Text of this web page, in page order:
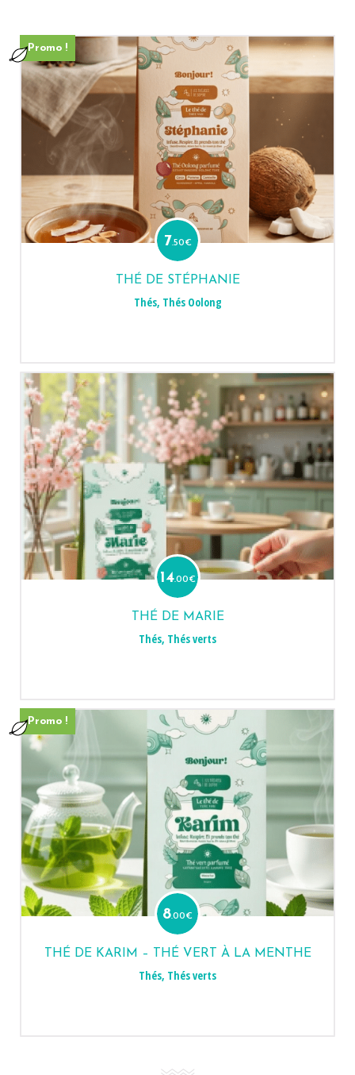
Promo !
7.50€
THÉ DE STÉPHANIE
Thés, Thés Oolong
14.00€
THÉ DE MARIE
Thés, Thés verts
Promo !
8.00€
THÉ DE KARIM – THÉ VERT À LA MENTHE
Thés, Thés verts